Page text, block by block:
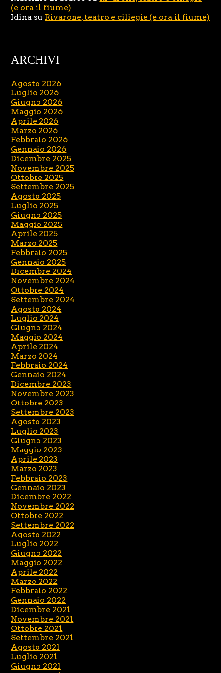
(e ora il fiume)
Idina su Rivarone, teatro e ciliegie (e ora il fiume)
ARCHIVI
Agosto 2026
Luglio 2026
Giugno 2026
Maggio 2026
Aprile 2026
Marzo 2026
Febbraio 2026
Gennaio 2026
Dicembre 2025
Novembre 2025
Ottobre 2025
Settembre 2025
Agosto 2025
Luglio 2025
Giugno 2025
Maggio 2025
Aprile 2025
Marzo 2025
Febbraio 2025
Gennaio 2025
Dicembre 2024
Novembre 2024
Ottobre 2024
Settembre 2024
Agosto 2024
Luglio 2024
Giugno 2024
Maggio 2024
Aprile 2024
Marzo 2024
Febbraio 2024
Gennaio 2024
Dicembre 2023
Novembre 2023
Ottobre 2023
Settembre 2023
Agosto 2023
Luglio 2023
Giugno 2023
Maggio 2023
Aprile 2023
Marzo 2023
Febbraio 2023
Gennaio 2023
Dicembre 2022
Novembre 2022
Ottobre 2022
Settembre 2022
Agosto 2022
Luglio 2022
Giugno 2022
Maggio 2022
Aprile 2022
Marzo 2022
Febbraio 2022
Gennaio 2022
Dicembre 2021
Novembre 2021
Ottobre 2021
Settembre 2021
Agosto 2021
Luglio 2021
Giugno 2021